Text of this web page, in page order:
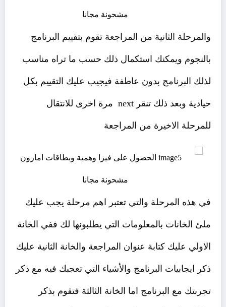
والمرحلة الثانية من المراجعة تقوم بتقييم البرنامج
بالنجوم ويمكنك استكمال ذلك حسب ما تراه مناسب
لذلك البرنامج بدون عاطفة فيجيب عليك التقييم بكل
حيادية وبعد ذلك تنقر next مرة اخرى للانتقال
للمرحلة الاخيرة من المراجعة
في هذه المرحلة والتي تعتبر اهم مرحلة يجب عليك
ملئ الخانات بالمعلومات التي يطلبونها لك ففي الخانة
الاولي عليك كتابة عنوان المراجعة والخانة الثانية عليك
ذكر ايجابيات البرنامج والأشياء التي تعجبك فيه مع ذكر
تجربتك مع البرنامج اما الخانة الثالثة فتقوم بذكر